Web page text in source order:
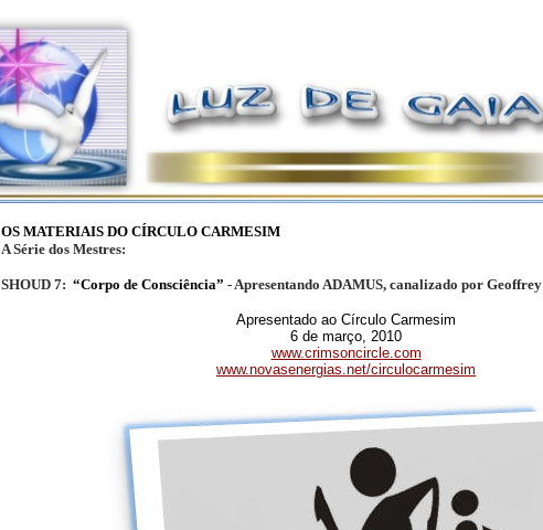
OS MATERIAIS DO CÍRCULO CARMESIM
A Série dos Mestres:
SHOUD 7: “Corpo de Consciência” - Apresentando ADAMUS, canalizado por
Apresentado ao Círculo Carmesim
6 de março, 2010
www.crimsoncircle.com
www.novasenergias.net/circulocarmesim